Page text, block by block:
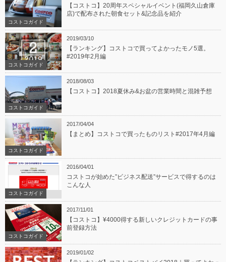
コストコガイド
【コストコ】20周年スペシャルイベント(福岡久山倉庫
店)で配布された朝食セット&記念品を紹介
2019/03/10
コストコガイド
【ランキング】コストコで買ってよかったモノ5選。
#2019年2月編
2018/08/03
コストコガイド
【コストコ】2018夏休み&お盆の営業時間と混雑予想
2017/04/04
コストコガイド
【まとめ】コストコで買ったものリスト#2017年4月編
2016/04/01
コストコガイド
コストコが始めた”ビジネス配送”サービスで得するのは
こんな人
2017/11/01
コストコガイド
【コストコ】¥4000得する新しいクレジットカードの事
前登録方法
2019/01/02